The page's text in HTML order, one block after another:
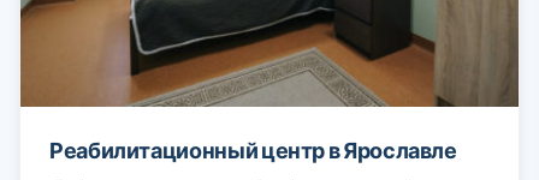
Реабилитационный центр в Ярославле